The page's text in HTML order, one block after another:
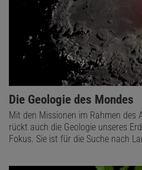
Die Geologie des Mondes
Mit den Missionen im Rahmen des
rückt auch die Geologie unseres
Fokus. Sie ist für die Suche nach